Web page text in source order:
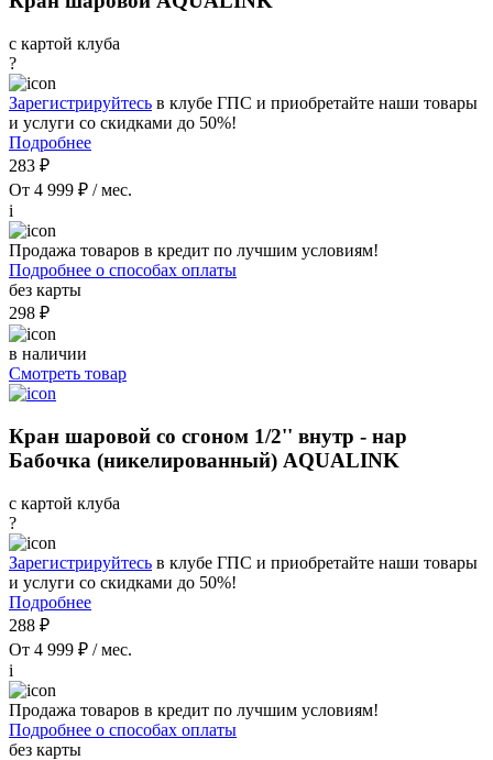
с картой клуба
?
Зарегистрируйтесь в клубе ГПС и приобретайте наши товары
и услуги со скидками до 50%!
Подробнее
283 ₽
От 4 999 ₽ / мес.
i
Продажа товаров в кредит по лучшим условиям!
Подробнее о способах оплаты
без карты
298 ₽
в наличии
Смотреть товар
Кран шаровой со сгоном 1/2'' внутр - нар
Бабочка (никелированный) AQUALINK
с картой клуба
?
Зарегистрируйтесь в клубе ГПС и приобретайте наши товары
и услуги со скидками до 50%!
Подробнее
288 ₽
От 4 999 ₽ / мес.
i
Продажа товаров в кредит по лучшим условиям!
Подробнее о способах оплаты
без карты